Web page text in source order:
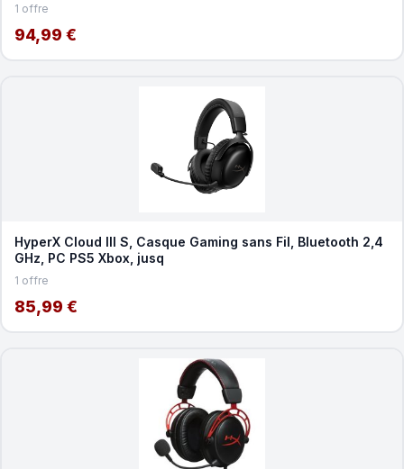
1 offre
94,99 €
HyperX Cloud III S, Casque Gaming sans Fil, Bluetooth 2,4
GHz, PC PS5 Xbox, jusq
1 offre
85,99 €